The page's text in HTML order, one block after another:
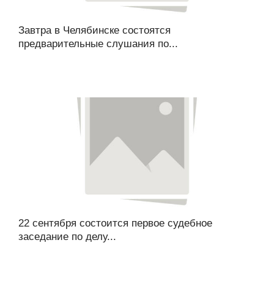
Завтра в Челябинске состоятся
предварительные слушания по...
22 сентября состоится первое судебное
заседание по делу...